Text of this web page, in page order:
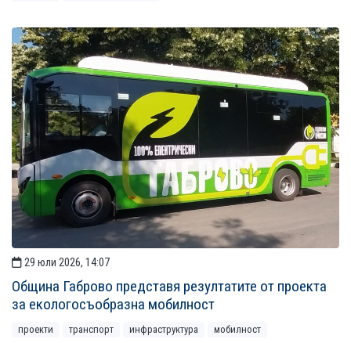
29 юли 2026, 14:07
Община Габрово представя резултатите от проекта
за екологосъобразна мобилност
проекти транспорт инфраструктура мобилност